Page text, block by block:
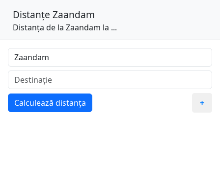
Distanțe Zaandam
Distanța de la Zaandam la ...
Calculează distanța +